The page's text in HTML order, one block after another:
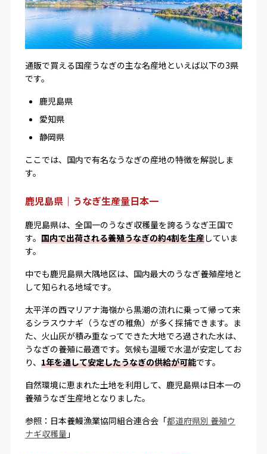
通販で買える国産うなぎの主な名産地といえば以下の3県
です。
鹿児島県
愛知県
静岡県
ここでは、国内で有名なうなぎの産地の特徴を解説しま
す。
鹿児島県｜うなぎ生産量日本一
鹿児島県は、全国一のうなぎ収穫量を誇るうなぎ王国で
す。 国内で出荷される養殖うなぎの約4割を生産していま
す。
中でも鹿児島県大隅地区は、国内最大のうなぎ養殖産地と
して知られる地域です。
太平洋の西マリアナ海嶺から黒潮の流れに乗って帰って来
るシラスウナギ（うなぎの稚魚）が多く採捕できます。ま
た、火山灰が積み重なってできた大地でろ過された水は、
うなぎの養殖に最適です。気候も温暖で水温が安定してお
り、 1年を通して安定したうなぎの供給が可能です。
自然環境に恵まれた土地を利用して、鹿児島県は日本一の
養殖うなぎ生産地となりました。
参照：日本養鰻漁業協同組合連合会「都道府県別 養殖ウ
ナギ収穫量」